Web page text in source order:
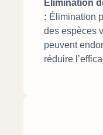
Élimination
: Élimination
des espèces
peuvent
réduire